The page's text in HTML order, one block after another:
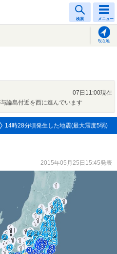
検索 メニュー
現在地
07日11:00現在
論島付近を西に進んでいます
14時28分頃発生した地震(最大震度5弱)
2015年05月25日15:45発表